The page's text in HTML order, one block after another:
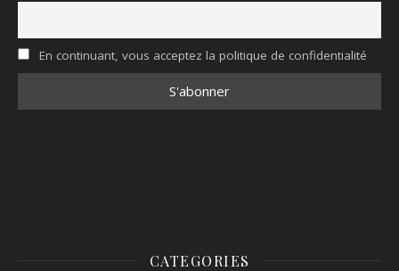
En continuant, vous acceptez la politique de confidentialité
CATEGORIES